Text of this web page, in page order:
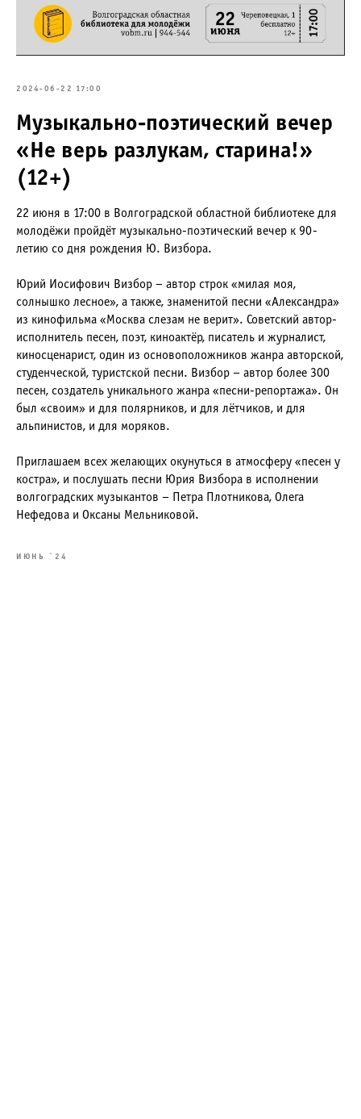
2024-06-22 17:00
Музыкально-поэтический вечер
«Не верь разлукам, старина!»
(12+)
22 июня в 17:00 в Волгоградской областной библиотеке для
молодёжи пройдёт музыкально-поэтический вечер к 90-
летию со дня рождения Ю. Визбора.
Юрий Иосифович Визбор – автор строк «милая моя,
солнышко лесное», а также, знаменитой песни «Александра»
из кинофильма «Москва слезам не верит». Советский автор-
исполнитель песен, поэт, киноактёр, писатель и журналист,
киносценарист, один из основоположников жанра авторской,
студенческой, туристской песни. Визбор – автор более 300
песен, создатель уникального жанра «песни-репортажа». Он
был «своим» и для полярников, и для лётчиков, и для
альпинистов, и для моряков.
Приглашаем всех желающих окунуться в атмосферу «песен у
костра», и послушать песни Юрия Визбора в исполнении
волгоградских музыкантов – Петра Плотникова, Олега
Нефедова и Оксаны Мельниковой.
ИЮНЬ `24